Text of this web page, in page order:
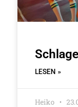
LESEN »
Heiko